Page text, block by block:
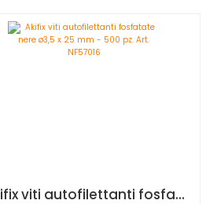
Akifix viti autofilettanti fosfatate nere ø3,5 x 25 mm - 500 pz. Art. NF57016